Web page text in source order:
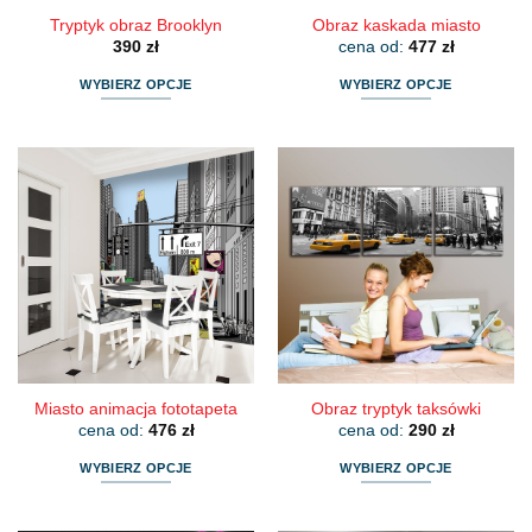
Tryptyk obraz Brooklyn
390 zł
WYBIERZ OPCJE
wiele
wariantów.
Opcje
można
wybrać
na
stronie
produktu
Obraz kaskada miasto
cena od: 477 zł
WYBIERZ OPCJE
wiele
wariantów.
Opcje
można
wybrać
na
stronie
produktu
Miasto animacja fototapeta
cena od: 476 zł
WYBIERZ OPCJE
Obraz tryptyk taksówki
cena od: 290 zł
WYBIERZ OPCJE